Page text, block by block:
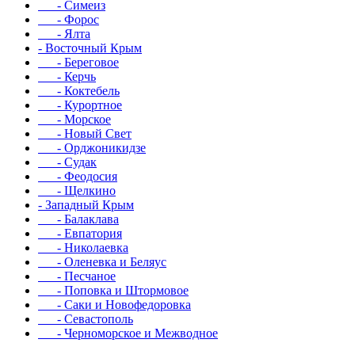
- Симеиз
- Форос
- Ялта
- Восточный Крым
- Береговое
- Керчь
- Коктебель
- Курортное
- Морское
- Новый Свет
- Орджоникидзе
- Судак
- Феодосия
- Щелкино
- Западный Крым
- Балаклава
- Евпатория
- Николаевка
- Оленевка и Беляус
- Песчаное
- Поповка и Штормовое
- Саки и Новофедоровка
- Севастополь
- Черноморское и Межводное